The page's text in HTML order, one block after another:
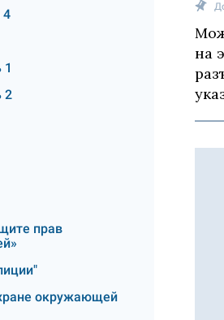
4
2
прав
окружающей
на